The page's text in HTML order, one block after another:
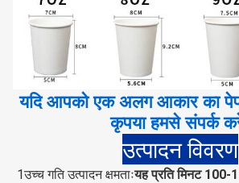
यदि आपको एक अलग आकार का
कृपया हमसे संपर्क
उत्पादन विवरण
1उच्च गति उत्पादन क्षमताःयह प्रति मिनट 100-